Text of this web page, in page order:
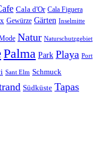
Cala d'Or Cala Figuera
Gewürze Gärten Inselmitte
Natur Naturschutzgebiet
Palma Park Playa Port
Sant Elm Schmuck
Südküste Tapas